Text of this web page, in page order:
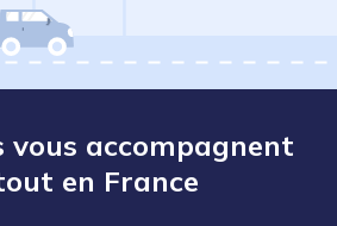
vous accompagnent
en France